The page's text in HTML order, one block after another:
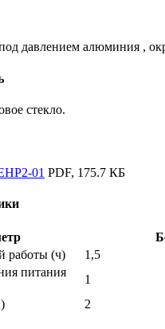
давлением алюминия ,
стекло.
01 PDF, 175.7 КБ
работы (ч)
1,5
питания
1
2